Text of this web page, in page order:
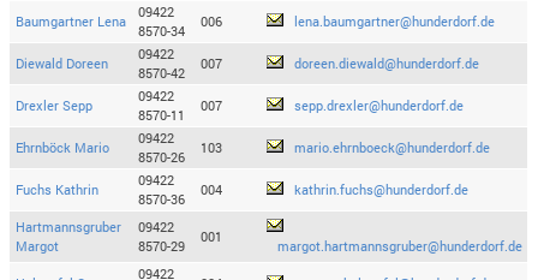
Baumgartner Lena
09422
8570-34
006 lena.baumgartner@hunderdorf.de
Diewald Doreen
09422
8570-42
007 doreen.diewald@hunderdorf.de
Drexler Sepp
09422
8570-11
007 sepp.drexler@hunderdorf.de
Ehrnböck Mario
09422
8570-26
103 mario.ehrnboeck@hunderdorf.de
Fuchs Kathrin
09422
8570-36
004 kathrin.fuchs@hunderdorf.de
Hartmannsgruber
Margot
09422
8570-29
001
margot.hartmannsgruber@hunderdorf.de
09422